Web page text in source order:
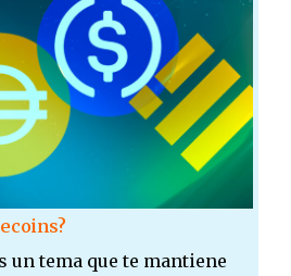
un tema que te mantiene